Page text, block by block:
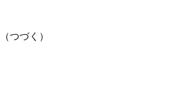
（つづく）